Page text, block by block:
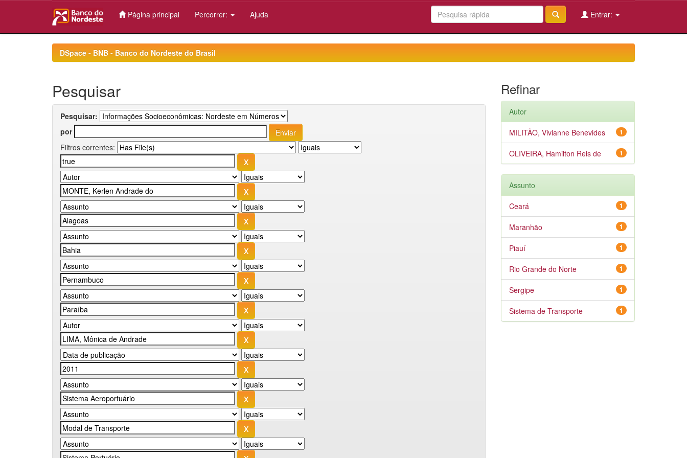
Página principal Percorrer: Ajuda Entrar:
DSpace - BNB - Banco do Nordeste do Brasil
Pesquisar
Pesquisar:
por
Filtros correntes:
Refinar
Autor
1
MILITÃO, Vivianne Benevides
1
OLIVEIRA, Hamilton Reis de
Assunto
1
Ceará
1
Maranhão
1
Piauí
1
Rio Grande do Norte
1
Sergipe
1
Sistema de Transporte